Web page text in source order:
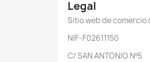
Legal
Sitio web de comercio
NIF-F02611150
C/ SAN ANTONIO Nº5